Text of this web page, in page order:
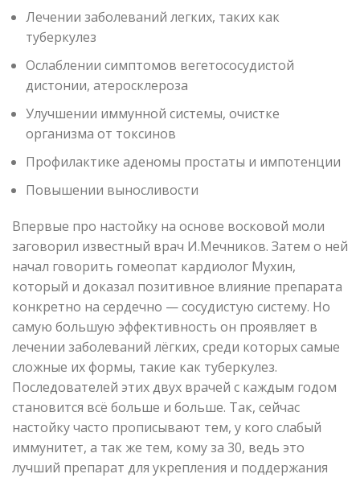
Лечении заболеваний легких, таких как
туберкулез
Ослаблении симптомов вегетососудистой
дистонии, атеросклероза
Улучшении иммунной системы, очистке
организма от токсинов
Профилактике аденомы простаты и импотенции
Повышении выносливости
Впервые про настойку на основе восковой моли
заговорил известный врач И.Мечников. Затем о ней
начал говорить гомеопат кардиолог Мухин,
который и доказал позитивное влияние препарата
конкретно на сердечно — сосудистую систему. Но
самую большую эффективность он проявляет в
лечении заболеваний лёгких, среди которых самые
сложные их формы, такие как туберкулез.
Последователей этих двух врачей с каждым годом
становится всё больше и больше. Так, сейчас
настойку часто прописывают тем, у кого слабый
иммунитет, а так же тем, кому за 30, ведь это
лучший препарат для укрепления и поддержания